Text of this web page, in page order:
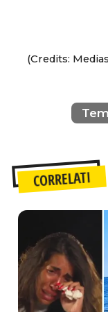
(Credits:
CORRELATI